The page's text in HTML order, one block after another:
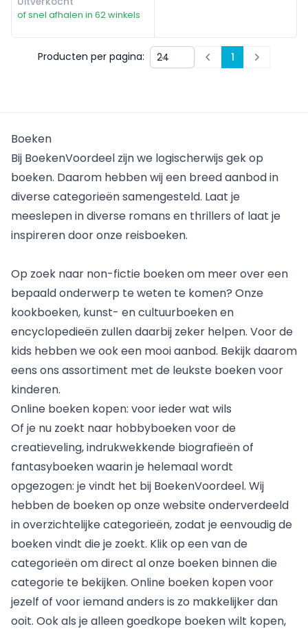
of snel afhalen in 62 winkels
Producten per pagina: Prev 1 Next
Boeken
Bij BoekenVoordeel zijn we logischerwijs gek op
boeken. Daarom hebben wij een breed aanbod in
diverse categorieën samengesteld. Laat je
meeslepen indiverse romans en thrillers of laat je
inspireren door onze reisboeken.
Op zoek naar non-fictie boeken om meer over een
bepaald onderwerp te weten te komen? Onze
kookboeken, kunst- en cultuurboeken en
encyclopedieën zullen daarbij zeker helpen. Voor de
kids hebben we ook een mooi aanbod. Bekijk daarom
eens ons assortiment met de leukste boeken voor
kinderen.
Online boeken kopen: voor ieder wat wils
Of je nu zoekt naar hobbyboekenvoor de
creatieveling, indrukwekkende biografieën of
fantasyboeken waarin je helemaal wordt
opgezogen: je vindt het bij BoekenVoordeel. Wij
hebben de boeken op onze website onderverdeeld
in overzichtelijke categorieën, zodat je eenvoudig de
boeken vindt die je zoekt. Klik op een van de
categorieën om direct al onze boeken binnen die
categorie te bekijken. Online boeken kopen voor
jezelf of voor iemand anders is zo makkelijker dan
ooit. Ook als je alleen goedkope boeken wilt kopen,